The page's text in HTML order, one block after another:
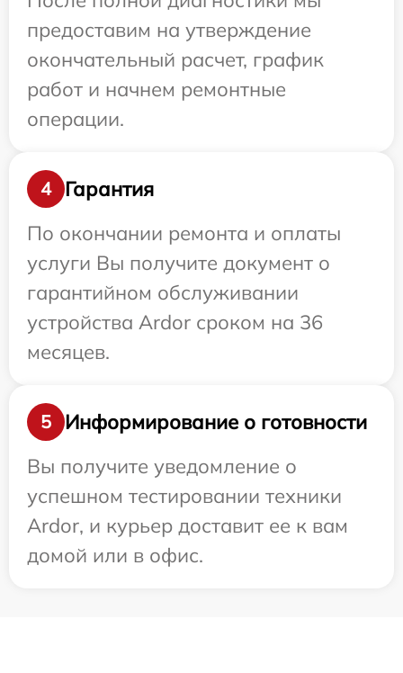
предоставим на утверждение
окончательный расчет, график
работ и начнем ремонтные
операции.
4
Гарантия
По окончании ремонта и оплаты
услуги Вы получите документ о
гарантийном обслуживании
устройства Ardor сроком на 36
месяцев.
5
Информирование о готовности
Вы получите уведомление о
успешном тестировании техники
Ardor, и курьер доставит ее к вам
домой или в офис.